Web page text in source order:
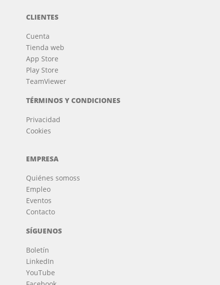
CLIENTES
Cuenta
Tienda web
App Store
Play Store
TeamViewer
TÉRMINOS Y CONDICIONES
Privacidad
Cookies
EMPRESA
Quiénes somoss
Empleo
Eventos
Contacto
SÍGUENOS
Boletín
LinkedIn
YouTube